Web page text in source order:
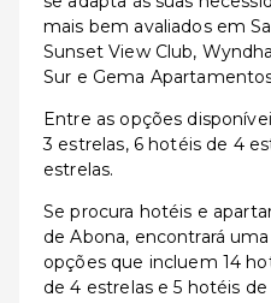
mais bem avaliados em
Sunset View Club,
Sur e Gema
Entre as opções
3 estrelas, 6 hotéis de 4
estrelas.
Se procura hotéis e
de Abona, encontrará
opções que incluem 14
de 4 estrelas e 5 hotéis